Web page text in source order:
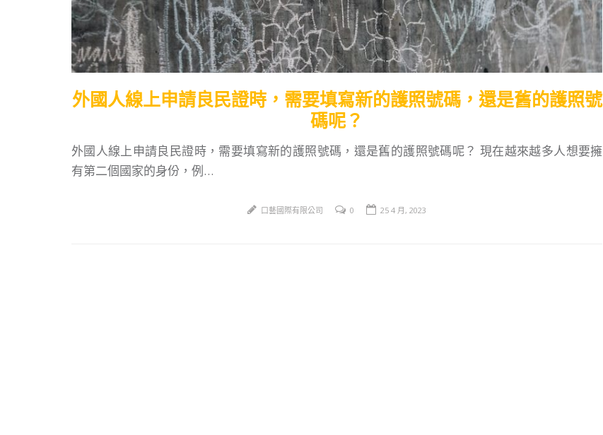
外國人線上申請良民證時，需要填寫新的護照號碼，還是舊的護照號
碼呢？
外國人線上申請良民證時，需要填寫新的護照號碼，還是舊的護照號碼呢？ 現在越來越多人想要擁
有第二個國家的身份，例…
口藝國際有限公司 0 25 4 月, 2023